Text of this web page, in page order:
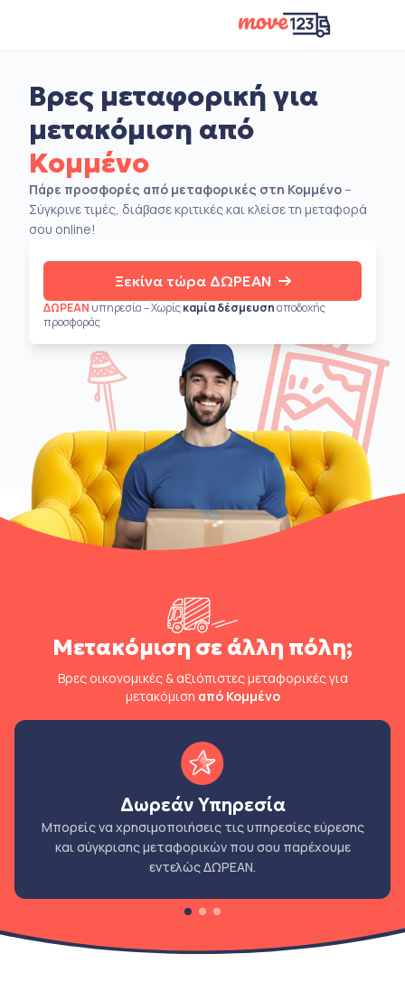
Βρες μεταφορική για
μετακόμιση από
Κομμένο
Πάρε προσφορές από μεταφορικές στη Κομμένο –
Σύγκρινε τιμές, διάβασε κριτικές και κλείσε τη μεταφορά
σου online!
Ξεκίνα τώρα ΔΩΡΕΑΝ
ΔΩΡΕΑΝ υπηρεσία – Χωρίςκαμία δέσμευσηαποδοχής
προσφοράς
Μετακόμιση σε άλλη πόλη;
Βρες οικονομικές & αξιόπιστες μεταφορικές για
μετακόμιση από Κομμένο
Δωρεάν Υπηρεσία
Μπορείς να χρησιμοποιήσεις τις υπηρεσίες εύρεσης
και σύγκρισης μεταφορικών που σου παρέχουμε
εντελώς ΔΩΡΕΑΝ.